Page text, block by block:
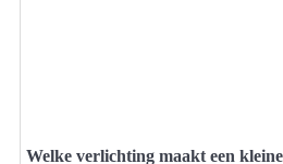
Welke verlichting maakt een